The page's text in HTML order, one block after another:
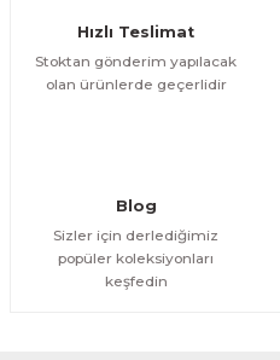
Bu ürüne benzer farklı
Hızlı Teslimat
Stoktan gönderim yapılacak
olan ürünlerde geçerlidir
Blog
Sizler için derlediğimiz
popüler koleksiyonları
keşfedin